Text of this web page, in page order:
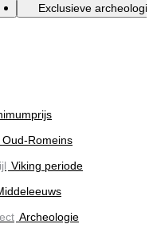
Exclusieve archeologie
Oud-Romeins
Viking periode
Archeologie